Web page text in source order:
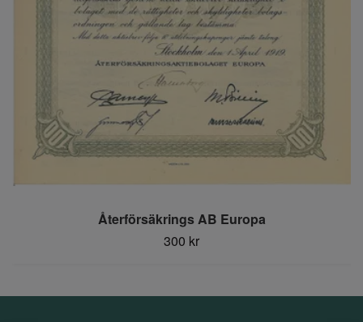
Återförsäkrings AB Europa
300 kr